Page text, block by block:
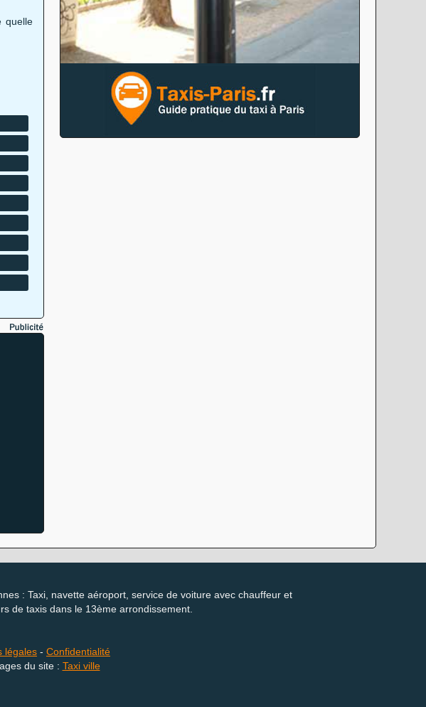
quelle
: Taxi, navette aéroport, service de voiture avec chauffeur et
de taxis dans le 13ème arrondissement.
légales - Confidentialité
du site : Taxi ville